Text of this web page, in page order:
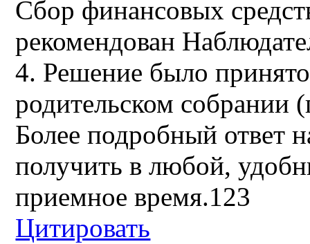
Сбор финансовых
рекомендован
4. Решение было
родительском собрании
Более подробный ответ
получить в любой,
приемное время.123
Цитировать